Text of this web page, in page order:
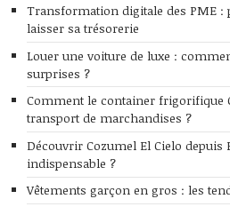
Transformation digitale des PME
laisser sa trésorerie
Louer une voiture de luxe :
surprises ?
Comment le container frigorifique
transport de marchandises ?
Découvrir Cozumel El Cielo depuis
indispensable ?
Vêtements garçon en gros : les